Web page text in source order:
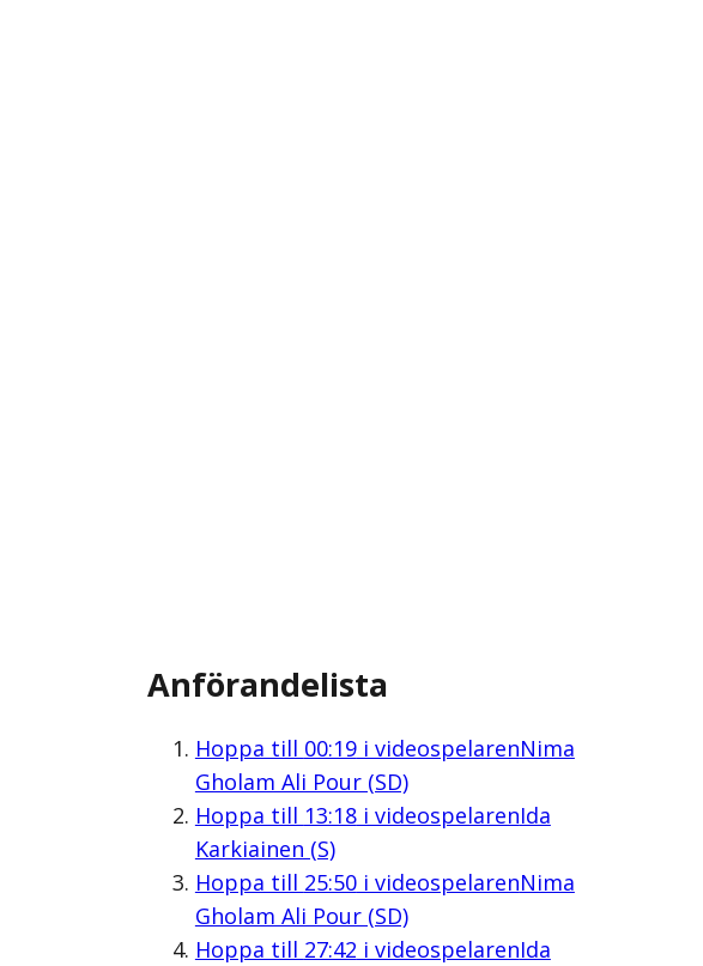
Anförandelista
Hoppa till 00:19i videospelarenNima
Gholam Ali Pour (SD)
Hoppa till 13:18i videospelarenIda
Karkiainen (S)
Hoppa till 25:50i videospelarenNima
Gholam Ali Pour (SD)
Hoppa till 27:42 i videospelarenIda